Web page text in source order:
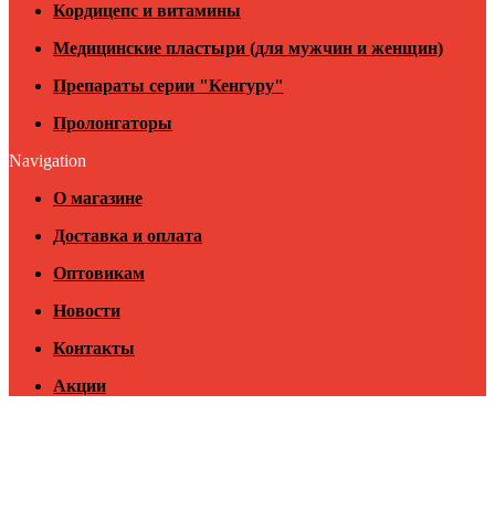
Кордицепс и витамины
Медицинские пластыри (для мужчин и женщин)
Препараты серии "Кенгуру"
Пролонгаторы
Navigation
О магазине
Доставка и оплата
Оптовикам
Новости
Контакты
Акции